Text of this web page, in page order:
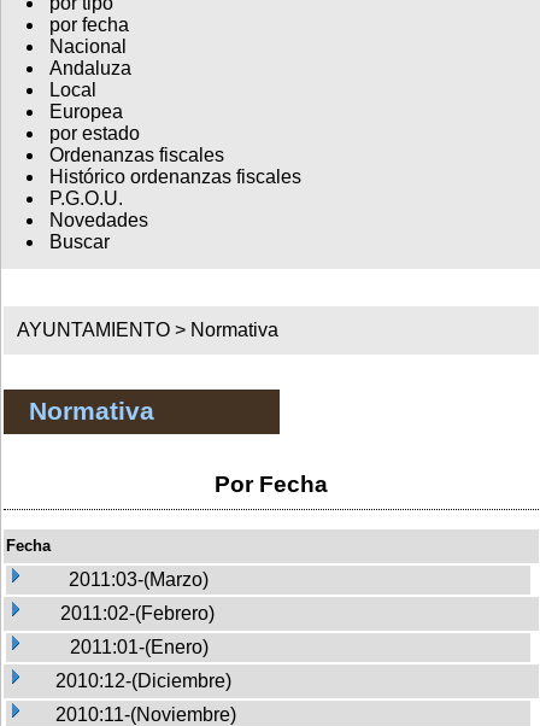
por fecha
Nacional
Andaluza
Local
Europea
por estado
Ordenanzas fiscales
Histórico ordenanzas fiscales
P.G.O.U.
Novedades
Buscar
AYUNTAMIENTO > Normativa
Normativa
Por Fecha
Fecha
2011:03-(Marzo)
2011:02-(Febrero)
2011:01-(Enero)
2010:12-(Diciembre)
2010:11-(Noviembre)